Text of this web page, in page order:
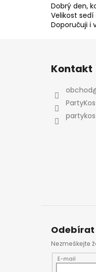
Dobrý den,
Velikost
Doporučuji i
Nezmeškejte
E-mail
Kontakt
obchod